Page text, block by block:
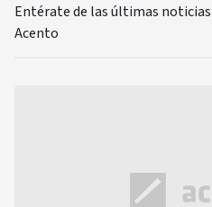
Entérate de las últimas
Acento